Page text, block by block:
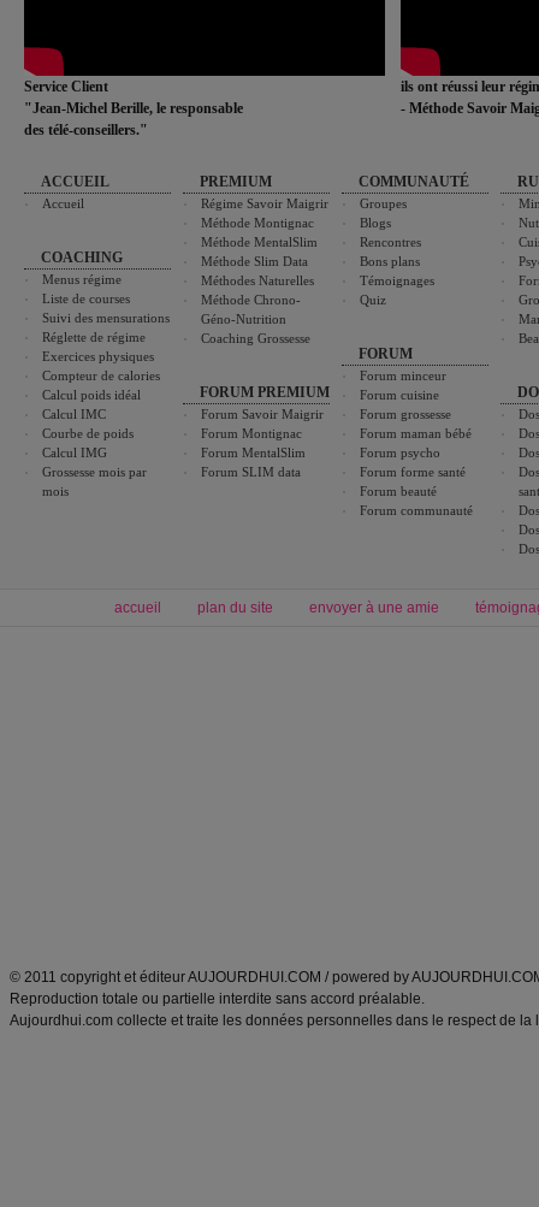
Service Client
"Jean-Michel Berille, le responsable
des télé-conseillers."
ils ont réussi leur
- Méthode Savoir
ACCUEIL
Accueil
COACHING
Menus régime
Liste de courses
Suivi des mensurations
Réglette de régime
Exercices physiques
Compteur de calories
Calcul poids idéal
Calcul IMC
Courbe de poids
Calcul IMG
Grossesse mois par
mois
PREMIUM
Régime Savoir Maigrir
Méthode Montignac
Méthode MentalSlim
Méthode Slim Data
Méthodes Naturelles
Méthode Chrono-
Géno-Nutrition
Coaching Grossesse
FORUM PREMIUM
Forum Savoir Maigrir
Forum Montignac
Forum MentalSlim
Forum SLIM data
COMMUNAUTÉ
Groupes
Blogs
Rencontres
Bons plans
Témoignages
Quiz
FORUM
Forum minceur
Forum cuisine
Forum grossesse
Forum maman bébé
Forum psycho
Forum forme santé
Forum beauté
Forum communauté
accueil plan du site envoyer à une amie
© 2011 copyright et éditeur AUJOURDHUI.COM / powered by
Reproduction totale ou partielle interdite sans accord préalable.
Aujourdhui.com collecte et traite les données personnelles dans le respect de